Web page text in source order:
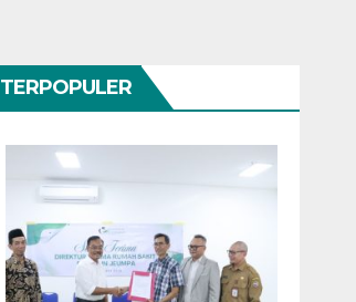
TERPOPULER